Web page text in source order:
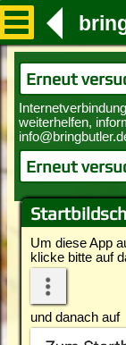
Um diese App
klicke bitte auf
und danach auf
Erneut
Erneut